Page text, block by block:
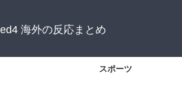
海外の反応まとめ
スポーツ